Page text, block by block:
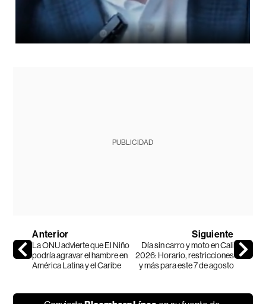
PUBLICIDAD
Anterior
La ONU advierte que El Niño
podría agravar el hambre en
América Latina y el Caribe
Siguiente
Día sin carro y moto en Cali
2026: Horario, restricciones
y más para este 7 de agosto